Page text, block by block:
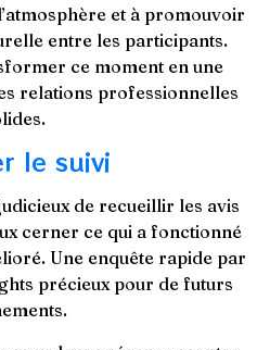
et à promouvoir
entre les participants.
ce moment en une
relations professionnelles
le suivi
de recueillir les avis
cerner ce qui a fonctionné
Une enquête rapide par
précieux pour de futurs